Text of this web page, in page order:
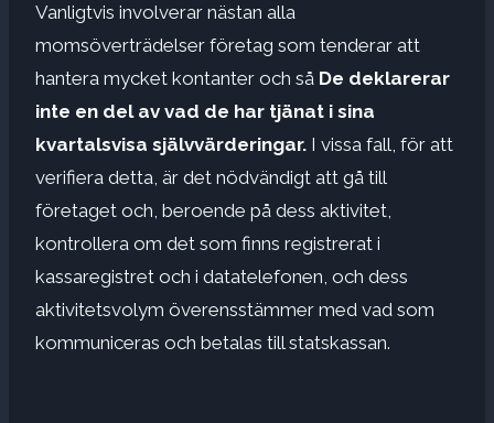
Vanligtvis involverar nästan alla
momsöverträdelser företag som tenderar att
hantera mycket kontanter och så De deklarerar
inte en del av vad de har tjänat i sina
kvartalsvisa självvärderingar. I vissa fall, för att
verifiera detta, är det nödvändigt att gå till
företaget och, beroende på dess aktivitet,
kontrollera om det som finns registrerat i
kassaregistret och i datatelefonen, och dess
aktivitetsvolym överensstämmer med vad som
kommuniceras och betalas till statskassan.